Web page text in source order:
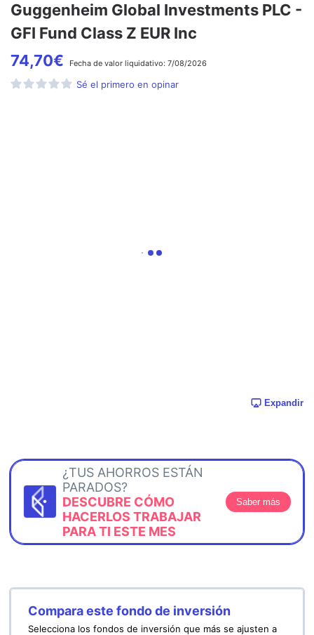
Guggenheim Global Investments PLC -
GFI Fund Class Z EUR Inc
74,70€ Fecha de valor liquidativo: 7/08/2026
Sé el primero en opinar
Expandir
¿TUS AHORROS ESTÁN
PARADOS?
DESCUBRE CÓMO
HACERLOS TRABAJAR
PARA TI ESTE MES
Saber más
Compara este fondo de inversión
Selecciona los fondos de inversión que más se ajusten a